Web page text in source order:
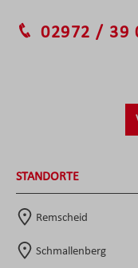
02972 / 39
STANDORTE
Remscheid
Schmallenberg